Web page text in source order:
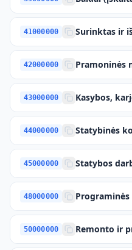
41000000 Surinktas ir
42000000 Pramoninės
43000000 Kasybos,
44000000 Statybinės
45000000 Statybos
48000000
50000000 Remonto ir